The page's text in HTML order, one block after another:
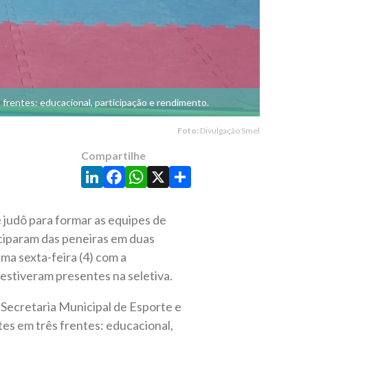
educacional, participação e rendimento.
Foto: Divulgação Smel
Compartilhe
LinkedIn
Facebook
WhatsApp
X Share
para formar as equipes de
das peneiras em duas
sexta-feira (4) com a
presentes na seletiva.
Municipal de Esporte e
em três frentes: educacional,